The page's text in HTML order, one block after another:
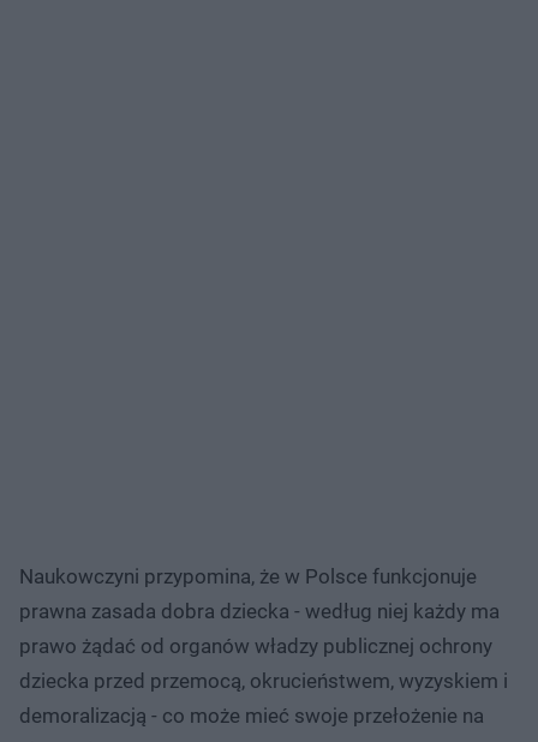
Naukowczyni przypomina, że w Polsce funkcjonuje
prawna zasada dobra dziecka - według niej każdy ma
prawo żądać od organów władzy publicznej ochrony
dziecka przed przemocą, okrucieństwem, wyzyskiem i
demoralizacją - co może mieć swoje przełożenie na